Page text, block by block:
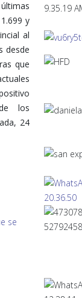
y
al
desde
que
los
24